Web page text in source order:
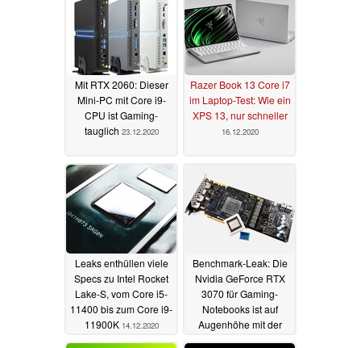
Mit RTX 2060: Dieser
Mini-PC mit Core i9-
CPU ist Gaming-
tauglich 23.12.2020
Razer Book 13 Core i7
im Laptop-Test: Wie ein
XPS 13, nur schneller
16.12.2020
Leaks enthüllen viele
Specs zu Intel Rocket
Lake-S, vom Core i5-
11400 bis zum Core i9-
11900K 14.12.2020
Benchmark-Leak: Die
Nvidia GeForce RTX
3070 für Gaming-
Notebooks ist auf
Augenhöhe mit der
RTX 2080 Ti11.12.2020